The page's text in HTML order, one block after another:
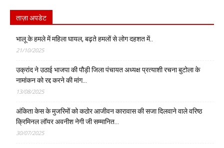
ताज़ा अपडेट
भालू के हमले में महिला घायल, बढ़ते हमलों से लोग दहशत में..
21/10/2025
उक्रांद ने उठाई भाजपा की पौड़ी जिला पंचायत अध्यक्ष प्रत्याशी रचना बुटोला के
नामांकन को रद्द करने की मांग…
13/08/2025
अंकिता केस के मुजरिमों को कठोर आजीवन कारावास की सजा दिलवाने वाले वरिष्ठ
क्रिमिनल लॉयर अवनीश नेगी जी सम्मानित…
30/07/2025